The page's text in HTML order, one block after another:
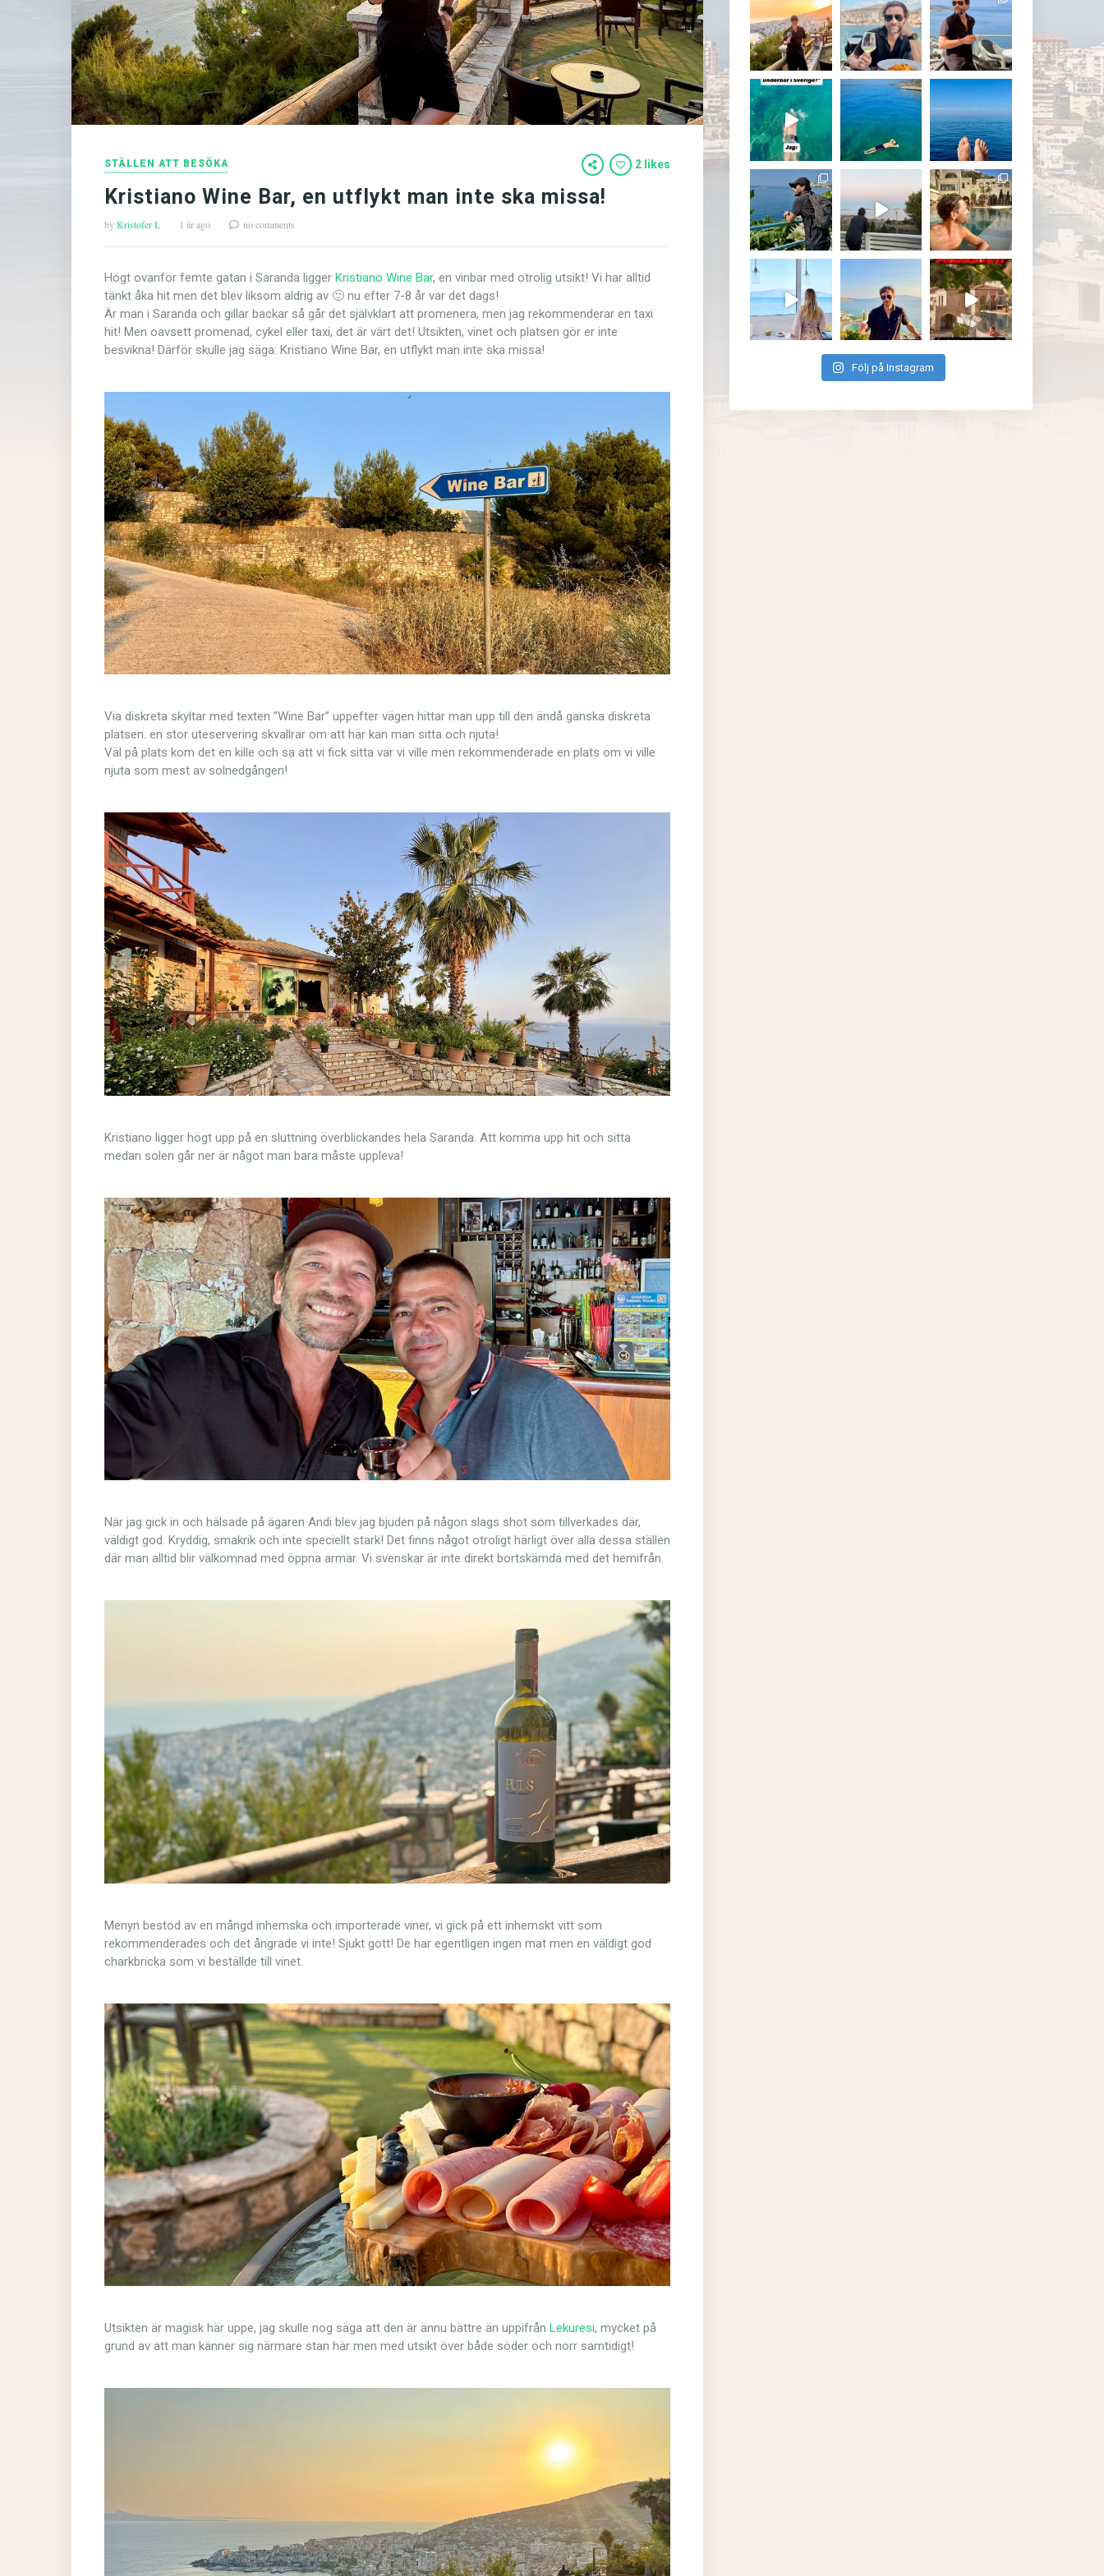
STÄLLEN ATT BESÖKA 2 likes
Kristiano Wine Bar, en utflykt man inte ska missa!
byKristofer L 1 år ago no comments
Högt ovanför femte gatan i Saranda ligger Kristiano Wine Bar, en vinbar med otrolig utsikt! Vi har alltid
tänkt åka hit men det blev liksom aldrig av 🙂 nu efter 7-8 år var det dags!
Är man i Saranda och gillar backar så går det självklart att promenera, men jag rekommenderar en taxi
hit! Men oavsett promenad, cykel eller taxi, det är värt det! Utsikten, vinet och platsen gör er inte
besvikna! Därför skulle jag säga: Kristiano Wine Bar, en utflykt man inte ska missa!
Via diskreta skyltar med texten ”Wine Bar” uppefter vägen hittar man upp till den ändå ganska diskreta
platsen. en stor uteservering skvallrar om att här kan man sitta och njuta!
Väl på plats kom det en kille och sa att vi fick sitta var vi ville men rekommenderade en plats om vi ville
njuta som mest av solnedgången!
Kristiano ligger högt upp på en sluttning överblickandes hela Saranda. Att komma upp hit och sitta
medan solen går ner är något man bara måste uppleva!
När jag gick in och hälsade på ägaren Andi blev jag bjuden på någon slags shot som tillverkades där,
väldigt god. Kryddig, smakrik och inte speciellt stark! Det finns något otroligt härligt över alla dessa ställen
där man alltid blir välkomnad med öppna armar. Vi svenskar är inte direkt bortskämda med det hemifrån.
Menyn bestod av en mångd inhemska och importerade viner, vi gick på ett inhemskt vitt som
rekommenderades och det ångrade vi inte! Sjukt gott! De har egentligen ingen mat men en väldigt god
charkbricka som vi beställde till vinet.
Utsikten är magisk här uppe, jag skulle nog säga att den är ännu bättre än uppifrån Lekuresi, mycket på
grund av att man känner sig närmare stan här men med utsikt över både söder och norr samtidigt!
Följ på Instagram